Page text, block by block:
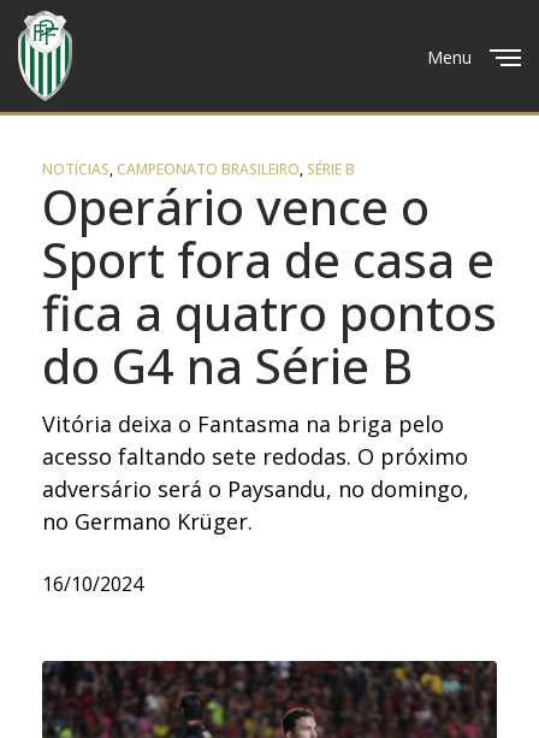
Menu
NOTÍCIAS,CAMPEONATO BRASILEIRO, SÉRIE B
Operário vence o
Sport fora de casa e
fica a quatro pontos
do G4 na Série B
Vitória deixa o Fantasma na briga pelo
acesso faltando sete redodas. O próximo
adversário será o Paysandu, no domingo,
no Germano Krüger.
16/10/2024